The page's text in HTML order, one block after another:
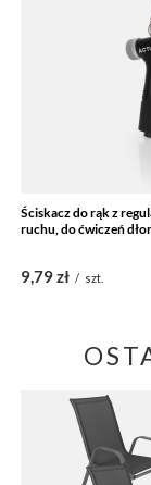
Ściskacz do rąk z
ruchu, do ćwiczeń
9,79 zł / szt.